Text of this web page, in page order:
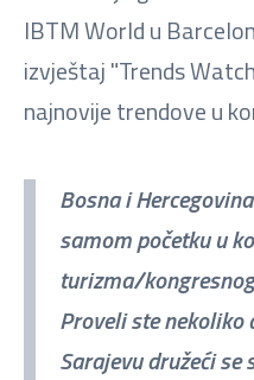
IBTM World u
izvještaj "Trends
najnovije trendove u
Bosna i
samom početku u
turizma/
Proveli ste nekoliko
Sarajevu družeći